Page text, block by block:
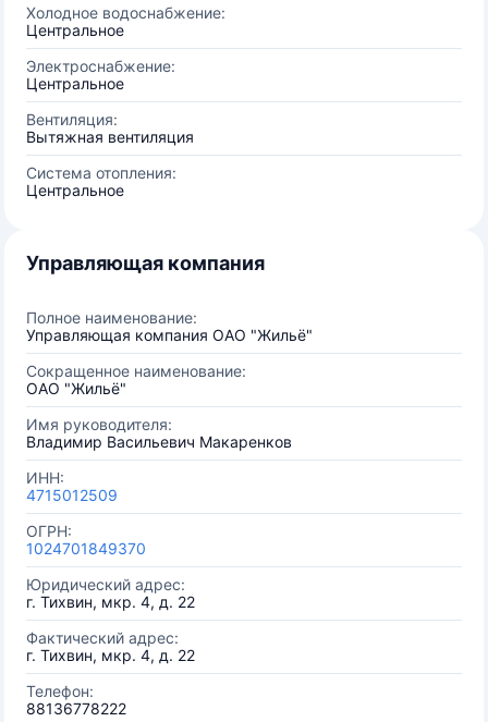
Холодное водоснабжение:
Центральное
Электроснабжение:
Центральное
Вентиляция:
Вытяжная вентиляция
Система отопления:
Центральное
Управляющая компания
Полное наименование:
Управляющая компания ОАО "Жильё"
Сокращенное наименование:
ОАО "Жильё"
Имя руководителя:
Владимир Васильевич Макаренков
ИНН:
4715012509
ОГРН:
1024701849370
Юридический адрес:
г. Тихвин, мкр. 4, д. 22
Фактический адрес:
г. Тихвин, мкр. 4, д. 22
Телефон:
88136778222